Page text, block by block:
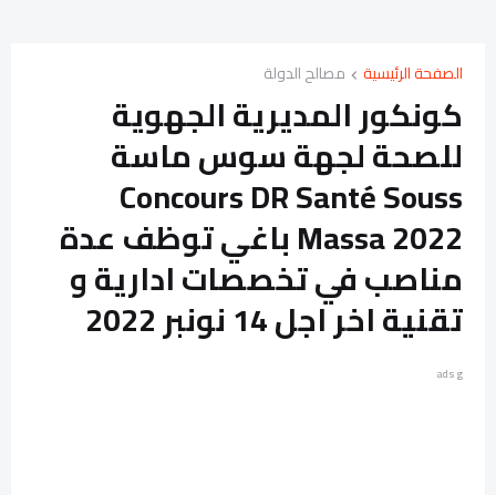
الصفحة الرئيسية مصالح الدولة
كونكور المديرية الجهوية
للصحة لجهة سوس ماسة
Concours DR Santé Souss
Massa 2022 باغي توظف عدة
مناصب في تخصصات ادارية و
تقنية اخر اجل 14 نونبر 2022
ads g